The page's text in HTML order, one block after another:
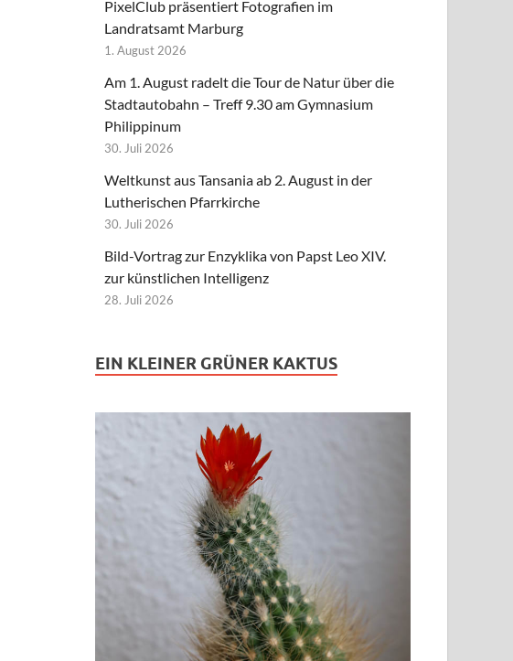
PixelClub präsentiert Fotografien im
Landratsamt Marburg
1. August 2026
Am 1. August radelt die Tour de Natur über die
Stadtautobahn – Treff 9.30 am Gymnasium
Philippinum
30. Juli 2026
Weltkunst aus Tansania ab 2. August in der
Lutherischen Pfarrkirche
30. Juli 2026
Bild-Vortrag zur Enzyklika von Papst Leo XIV.
zur künstlichen Intelligenz
28. Juli 2026
EIN KLEINER GRÜNER KAKTUS